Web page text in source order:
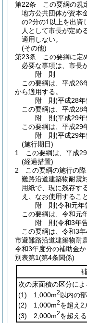
第22条
この要綱の規
地方公共団体が資本
の2分の1以上を出資
人として市長が定め
適用しない。
(その他)
第23条
この要綱に定
必要な事項は、市長
附 則
この要綱は、平成26
から適用する。
附 則(平成28年
この要綱は、平成28
附 則(平成29年
この要綱は、平成29
附 則(平成29年
(施行期日)
1
この要綱は、平成
(経過措置)
2
この要綱の施行の
難路沿道建築物耐震
用紙で、現に残存す
え、なお使用するこ
附 則(令和元年
この要綱は、令和元
附 則(令和3年
この要綱は、令和3
市避難路沿道建築物耐
令和3年度分の補助金か
別表第1(第4条関係)
次の床面積の区分に
(1) 1,000m2 以内の
(2) 1,000m2を超え
(3) 2,000m2を超え